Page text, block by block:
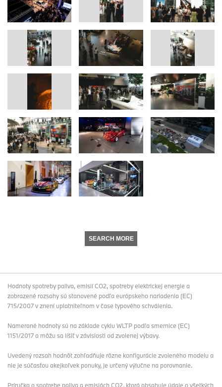
SEARCH MORE
Hodnoty spotreby paliva, emisií CO2, spotreby elektrickej energie a
zobrazené rozsahy sú stanovené podľa európskeho nariadenia (EC)
715/2007 v znení uplatniteľnom v čase typového schválenia.
Namerané hodnoty sú na základe cyklu WLTP podľa smernice (EC)
1151/2017 a môžu sa líšiť v závislosti od zvolenej výbavy.
Uvedený rozsah hodnôt zohľadňuje rôzne konfigurácie zvoleného modelu a
nie je súčasťou akejkoľvek ponuky, je určený výlučne na porovnanie.
Príručka o spotrebe paliva a emisiách CO2, ktorá obsahuje údaje o všetkých